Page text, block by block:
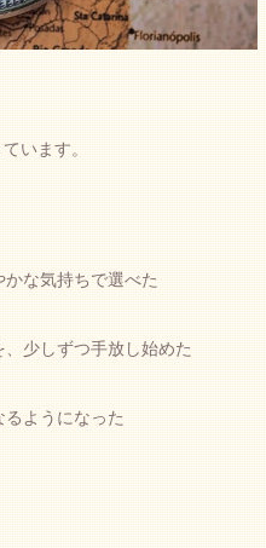
います。
な気持ちで選べた
少しずつ手放し始めた
ようになった